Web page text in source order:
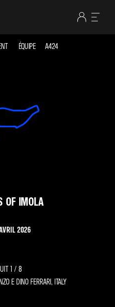
ÉQUIPE A424
OF IMOLA
2026
1 / 8
E DINO FERRARI, ITALY